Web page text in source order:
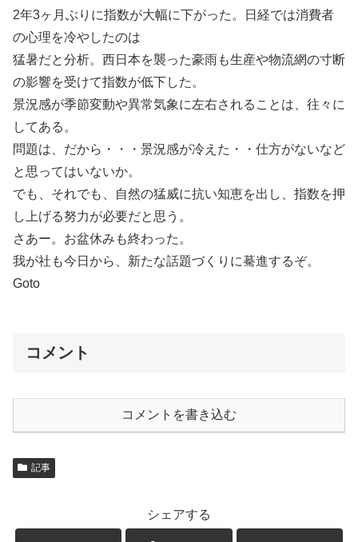
2年3ヶ月ぶりに指数が大幅に下がった。日経では消費者
の心理を冷やしたのは
猛暑だと分析。西日本を襲った豪雨も生産や物流網の寸断
の影響を受けて指数が低下した。
景況感が季節変動や異常気象に左右されることは、往々に
してある。
問題は、だから・・・景況感が冷えた・・仕方がないなど
と思ってはいないか。
でも、それでも、自然の猛威に抗い知恵を出し、指数を押
し上げる努力が必要だと思う。
さあー。お盆休みも終わった。
我が社も今日から、新たな話題づくりに驀進するぞ。
Goto
コメント
コメントを書き込む
記事
シェアする